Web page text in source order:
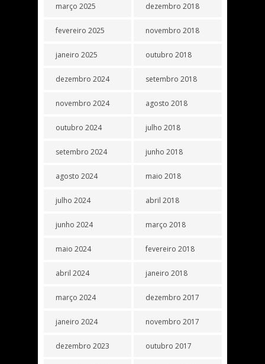
março 2025
fevereiro 2025
janeiro 2025
dezembro 2024
novembro 2024
outubro 2024
setembro 2024
agosto 2024
julho 2024
junho 2024
maio 2024
abril 2024
março 2024
janeiro 2024
dezembro 2023
dezembro 2018
novembro 2018
outubro 2018
setembro 2018
agosto 2018
julho 2018
junho 2018
maio 2018
abril 2018
março 2018
fevereiro 2018
janeiro 2018
dezembro 2017
novembro 2017
outubro 2017